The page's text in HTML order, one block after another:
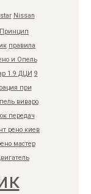
Nissan
Принцип
правила
и Опель
1.9 ДЦИ 9
при
виваро
передач
рено киев
мастер